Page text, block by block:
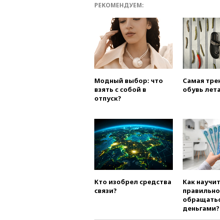
РЕКОМЕНДУЕМ:
Модный выбор: что
взять с собой в
отпуск?
Самая
обувь
Кто изобрел средства
связи?
Как
правильно
деньгами?